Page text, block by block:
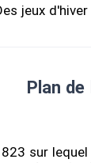
jeux
Plan
sur